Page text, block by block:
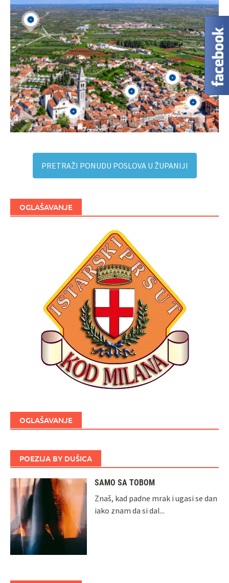
PRETRAŽI PONUDU POSLOVA U ŽUPANIJI
OGLAŠAVANJE
OGLAŠAVANJE
POEZIJA BY DUŠICA
SAMO SA TOBOM
Znaš, kad padne mrak i ugasi se dan
iako znam da si dal...